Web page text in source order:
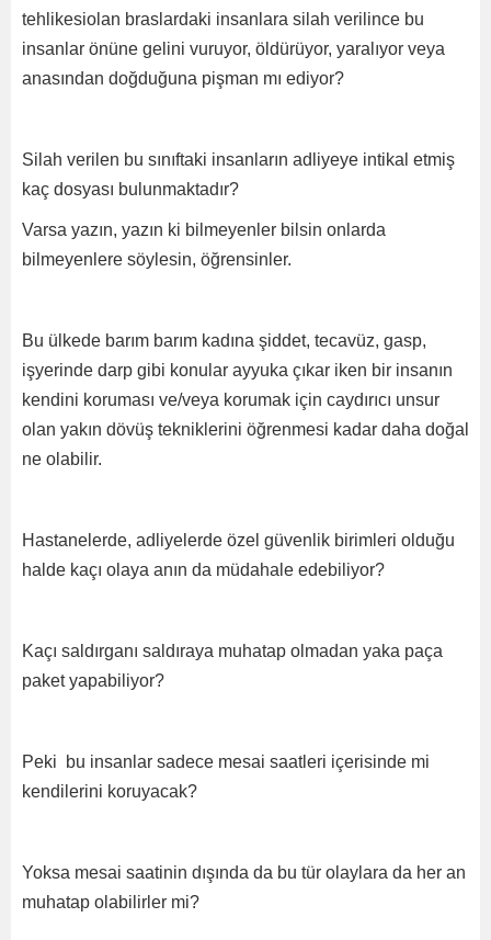
tehlikesiolan braslardaki insanlara silah verilince bu
insanlar önüne gelini vuruyor, öldürüyor, yaralıyor veya
anasından doğduğuna pişman mı ediyor?
Silah verilen bu sınıftaki insanların adliyeye intikal etmiş
kaç dosyası bulunmaktadır?
Varsa yazın, yazın ki bilmeyenler bilsin onlarda
bilmeyenlere söylesin, öğrensinler.
Bu ülkede barım barım kadına şiddet, tecavüz, gasp,
işyerinde darp gibi konular ayyuka çıkar iken bir insanın
kendini koruması ve/veya korumak için caydırıcı unsur
olan yakın dövüş tekniklerini öğrenmesi kadar daha doğal
ne olabilir.
Hastanelerde, adliyelerde özel güvenlik birimleri olduğu
halde kaçı olaya anın da müdahale edebiliyor?
Kaçı saldırganı saldıraya muhatap olmadan yaka paça
paket yapabiliyor?
Peki bu insanlar sadece mesai saatleri içerisinde mi
kendilerini koruyacak?
Yoksa mesai saatinin dışında da bu tür olaylara da her an
muhatap olabilirler mi?